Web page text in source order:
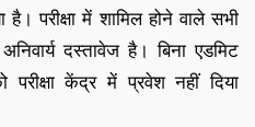
परीक्षा में शामिल होने वाले सभी
दस्तावेज है। बिना एडमिट
परीक्षा केंद्र में प्रवेश नहीं दिया